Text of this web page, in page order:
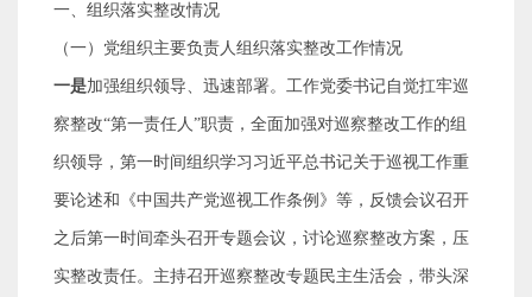
一、组织落实整改情况
（一）党组织主要负责人组织落实整改工作情况
一是加强组织领导、迅速部署。工作党委书记自觉扛牢巡
察整改“第一责任人”职责，全面加强对巡察整改工作的组
织领导，第一时间组织学习习近平总书记关于巡视工作重
要论述和《中国共产党巡视工作条例》等，反馈会议召开
之后第一时间牵头召开专题会议，讨论巡察整改方案，压
实整改责任。主持召开巡察整改专题民主生活会，带头深